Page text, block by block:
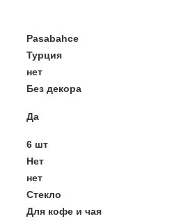
Pasabahce
Турция
нет
Без декора
Да
6 шт
Нет
нет
Стекло
Для кофе и чая